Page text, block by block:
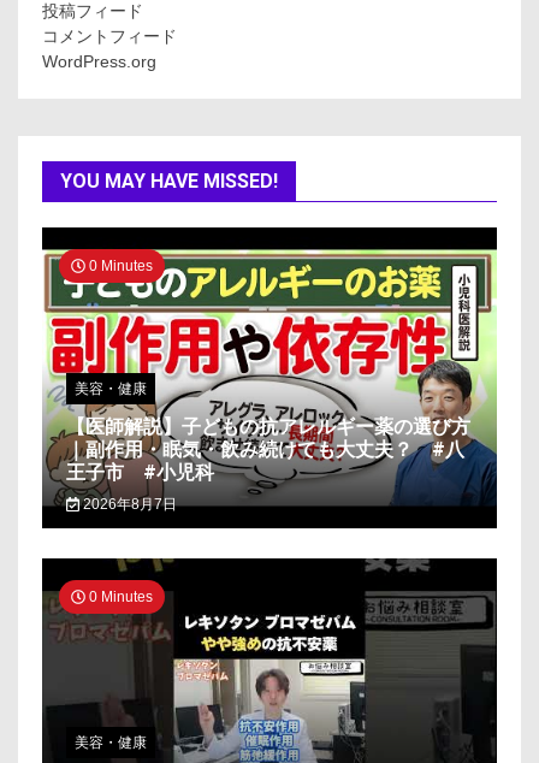
投稿フィード
コメントフィード
WordPress.org
YOU MAY HAVE MISSED!
0 Minutes
美容・健康
【医師解説】子どもの抗アレルギー薬の選び方
｜副作用・眠気・飲み続けても大丈夫？ #八
王子市 #小児科
2026年8月7日
0 Minutes
美容・健康